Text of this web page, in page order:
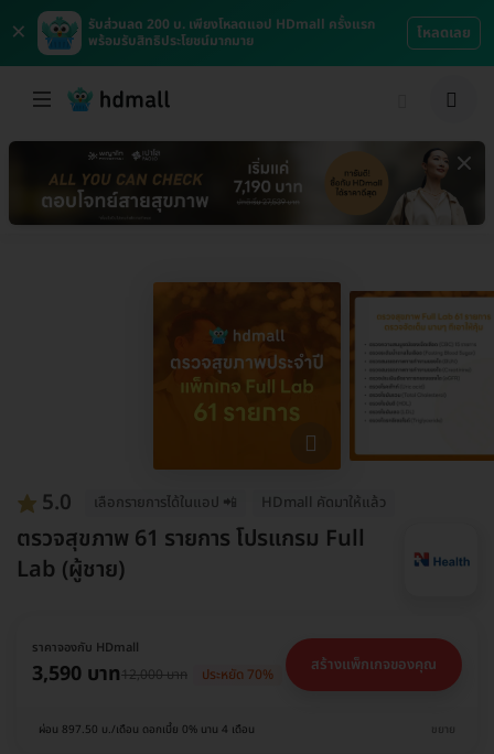
×
รับส่วนลด 200 บ. เพียงโหลดแอป HDmall ครั้งแรก
พร้อมรับสิทธิประโยชน์มากมาย
โหลดเลย
5.0 เลือกรายการได้ในแอป 📲 HDmall คัดมาให้แล้ว
ตรวจสุขภาพ 61 รายการ โปรแกรม Full
Lab (ผู้ชาย)
ราคาจองกับ HDmall
3,590 บาท12,000 บาท ประหยัด 70% สร้างแพ็กเกจของคุณ
ผ่อน 897.50 บ./เดือน ดอกเบี้ย 0% นาน 4 เดือน ขยาย